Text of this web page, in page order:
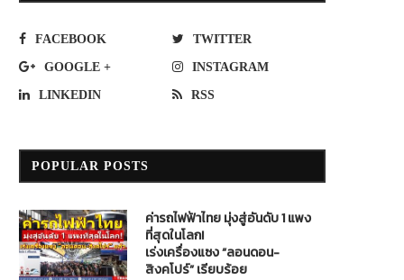
อส วิ่งฉิวถึงม.เกษตรศาสตร์ปลายปีนี้
January 16, 2019
FACEBOOK TWITTER
GOOGLE + INSTAGRAM
LINKEDIN RSS
POPULAR POSTS
ค่ารถไฟฟ้าไทย มุ่งสู่อันดับ 1 แพง
ที่สุดในโลก!
เร่งเครื่องแซง “ลอนดอน-
สิงคโปร์” เรียบร้อย